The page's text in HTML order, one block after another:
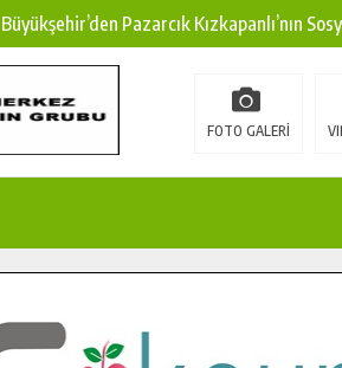
Büyükşehir’den Pazarcık Kızkapanlı’nın
Büyükşehir’den Pazarcık Kırsalına Modern
Çin’den KSÜ’ye Uluslararası Başarı:
İlçe Jandarma Komutanı Karakaya’dan
FOTO GALERİ